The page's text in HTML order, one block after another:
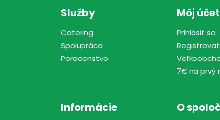
Služby
Catering
Spolupráca
Poradenstvo
Môj účet
Prihlásiť sa
7€ na prvý
Informácie O